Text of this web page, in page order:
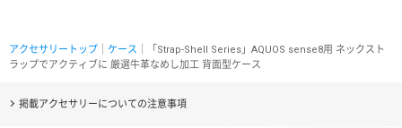
アクセサリートップ ケース ｜「Strap-Shell Series」AQUOS sense8用 ネックスト
ラップでアクティブに 厳選牛革なめし加工 背面型ケース
掲載アクセサリーについての注意事項